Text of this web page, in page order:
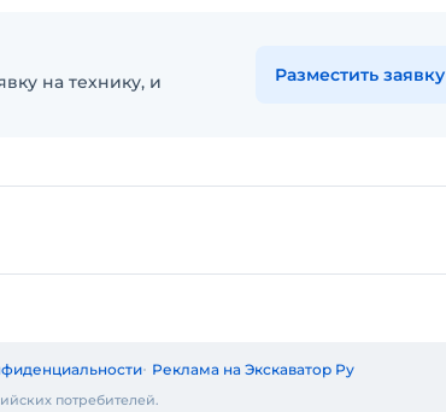
на технику, и
Разместить заявку
Реклама на Экскаватор Ру
потребителей.